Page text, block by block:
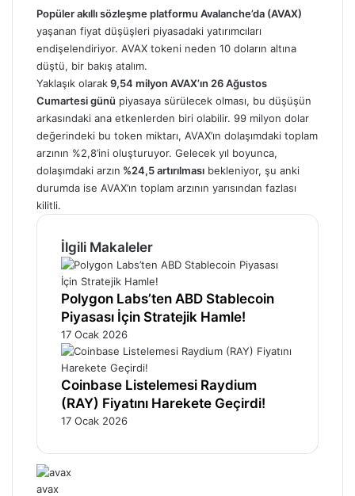
Popüler akıllı sözleşme platformu Avalanche’da (AVAX)
yaşanan fiyat düşüşleri piyasadaki yatırımcıları
endişelendiriyor. AVAX tokeni neden 10 doların altına
düştü, bir bakış atalım.
Yaklaşık olarak9,54 milyon AVAX’ın 26 Ağustos
Cumartesi günü piyasaya sürülecek olması, bu düşüşün
arkasındaki ana etkenlerden biri olabilir. 99 milyon dolar
değerindeki bu token miktarı, AVAX’ın dolaşımdaki toplam
arzının %2,8’ini oluşturuyor. Gelecek yıl boyunca,
dolaşımdaki arzın %24,5 artırılması bekleniyor, şu anki
durumda ise AVAX’ın toplam arzının yarısından fazlası
kilitli.
İlgili Makaleler
Polygon Labs’ten ABD Stablecoin
Piyasası İçin Stratejik Hamle!
17 Ocak 2026
Coinbase Listelemesi Raydium
(RAY) Fiyatını Harekete Geçirdi!
17 Ocak 2026
avax